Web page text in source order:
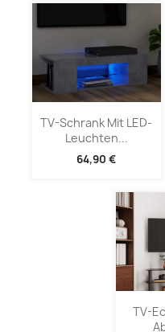
TV-Schrank Mit LED-
Leuchten...
64,90 €
TV-